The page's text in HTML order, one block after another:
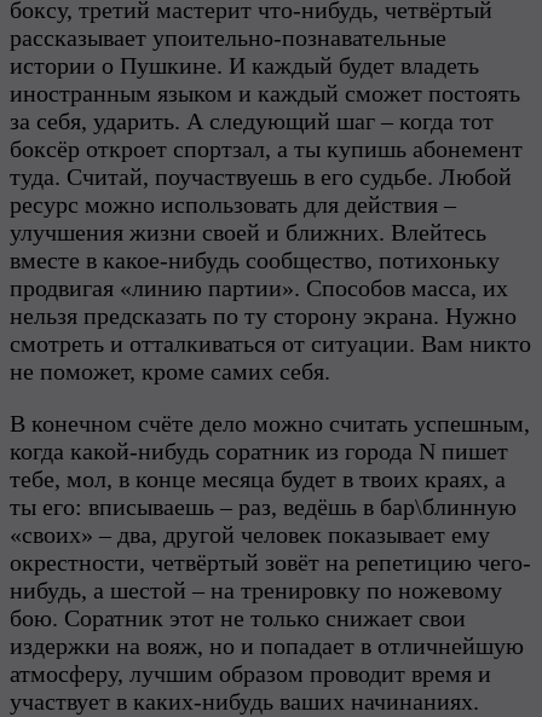
боксу, третий мастерит что-нибудь, четвёртый
рассказывает упоительно-познавательные
истории о Пушкине. И каждый будет владеть
иностранным языком и каждый сможет постоять
за себя, ударить. А следующий шаг – когда тот
боксёр откроет спортзал, а ты купишь абонемент
туда. Считай, поучаствуешь в его судьбе. Любой
ресурс можно использовать для действия –
улучшения жизни своей и ближних. Влейтесь
вместе в какое-нибудь сообщество, потихоньку
продвигая «линию партии». Способов масса, их
нельзя предсказать по ту сторону экрана. Нужно
смотреть и отталкиваться от ситуации. Вам никто
не поможет, кроме самих себя.
В конечном счёте дело можно считать успешным,
когда какой-нибудь соратник из города N пишет
тебе, мол, в конце месяца будет в твоих краях, а
ты его: вписываешь – раз, ведёшь в бар\блинную
«своих» – два, другой человек показывает ему
окрестности, четвёртый зовёт на репетицию чего-
нибудь, а шестой – на тренировку по ножевому
бою. Соратник этот не только снижает свои
издержки на вояж, но и попадает в отличнейшую
атмосферу, лучшим образом проводит время и
участвует в каких-нибудь ваших начинаниях.